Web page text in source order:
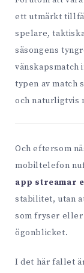
ett utmärkt
spelare,
säsongens
vänskapsmatch
typen av match
och naturligtvis
Och eftersom
mobiltelefon
app streamar
stabilitet, utan
som fryser eller
ögonblicket.
I det här fallet